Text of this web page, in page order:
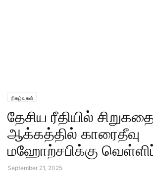
நிகழ்வுகள்
தேசிய ரீதியில்
ஆக்கத்தில் காரைதீவு
மஹோற்சபிக்கு
September 21, 2025